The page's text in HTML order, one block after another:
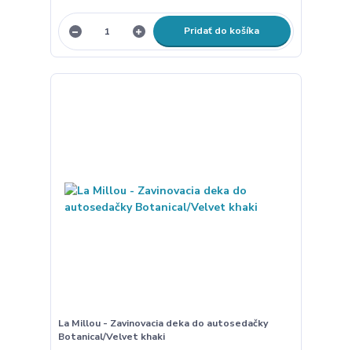
Pridať do košíka
La Millou - Zavinovacia deka do autosedačky
Botanical/Velvet khaki